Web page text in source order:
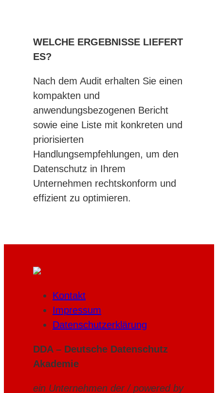
WELCHE ERGEBNISSE LIEFERT
ES?
Nach dem Audit erhalten Sie einen
kompakten und
anwendungsbezogenen Bericht
sowie eine Liste mit konkreten und
priorisierten
Handlungsempfehlungen, um den
Datenschutz in Ihrem
Unternehmen rechtskonform und
effizient zu optimieren.
Kontakt
Impressum
Datenschutzerklärung
DDA – Deutsche Datenschutz
Akademie
ein Unternehmen der / powered by